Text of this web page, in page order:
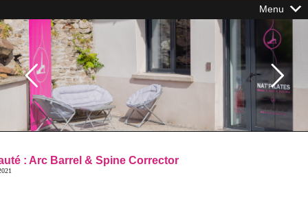
Menu
: Arc Barrel & Spine Corrector